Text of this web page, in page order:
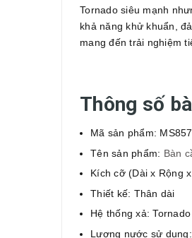
Tornado siêu mạnh
khả năng khử khuẩn,
mang đến trải nghiệm
Thông số
Mã sản phẩm:
Tên sản phẩm: Bàn
Kích cỡ (Dài x Rộng
Thiết kế: Thân dài
Hệ thống xả: Tornado
Lượng nước sử